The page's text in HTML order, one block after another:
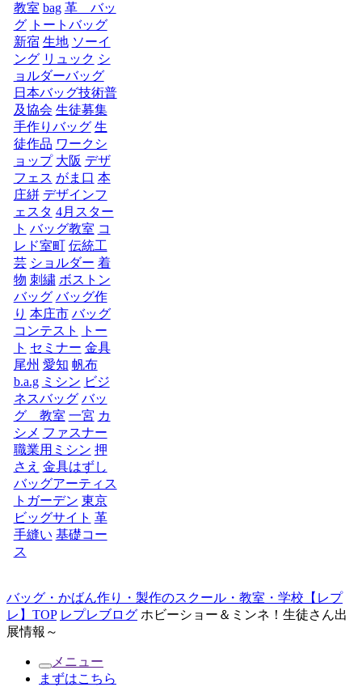
教室 bag 革 バッ
グ
トートバッグ
新宿 生地 ソーイ
ング リュック シ
ョルダーバッグ
日本バッグ技術普
及協会 生徒募集
手作りバッグ 生
徒作品 ワークシ
ョップ 大阪 デザ
フェス がま口 本
庄絣 デザインフ
ェスタ 4月スター
ト バッグ教室 コ
レド室町
伝統工
芸 ショルダー 着
物 刺繍 ボストン
バッグ バッグ作
り 本庄市 バッグ
コンテスト
トー
ト セミナー 金具
尾州 愛知 帆布
b.a.g ミシン ビジ
ネスバッグ バッ
グ 教室 一宮 カ
シメ ファスナー
職業用ミシン 押
さえ 金具はずし
バッグアーティス
トガーデン 東京
ビッグサイト 革
手縫い 基礎コー
ス
バッグ・かばん作り・製作のスクール・教室・学校【レプ
レ】TOP レプレブログ ホビーショー＆ミンネ！生徒さん出
展情報～
メニュー
まずはこちら